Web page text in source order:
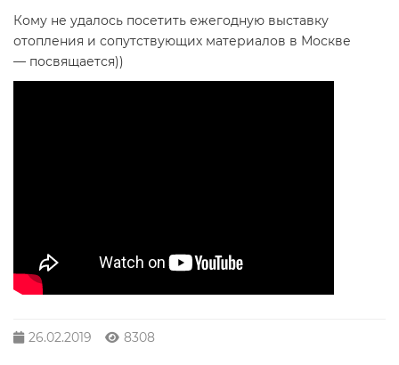
Кому не удалось посетить ежегодную выставку
отопления и сопутствующих материалов в Москве
— посвящается))
26.02.2019 8308